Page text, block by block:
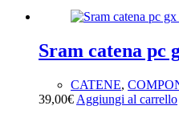
ABBIGLIAMENTO
ACCESSORI(118)
Sram catena pc
CATENE,
39,00€ Aggiungi al carrello